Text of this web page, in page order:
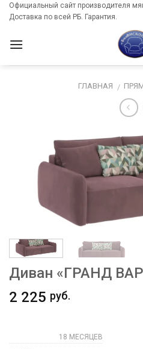
SkipОфициальный сайт производителя
Доставка по всей РБ. Гарантия.
ГЛАВНАЯ /
Диван «ГРАНД
2 225 руб.
18 МЕСЯЦЕВ